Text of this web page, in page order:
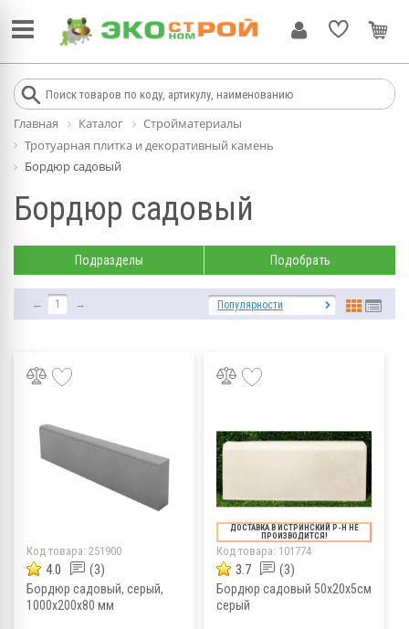
Главная Каталог
Стройматериалы
Тротуарная плитка и декоративный камень
Бордюр садовый
Бордюр садовый
Подразделы Подобрать
← 1 → Популярности
Код товара: 251900
4.0 (3)
Бордюр садовый, серый,
1000х200х80 мм
ДОСТАВКА В ИСТРИНСКИЙ Р-Н НЕ
ПРОИЗВОДИТСЯ!
Код товара: 101774
3.7 (3)
Бордюр садовый 50х20х5см
серый